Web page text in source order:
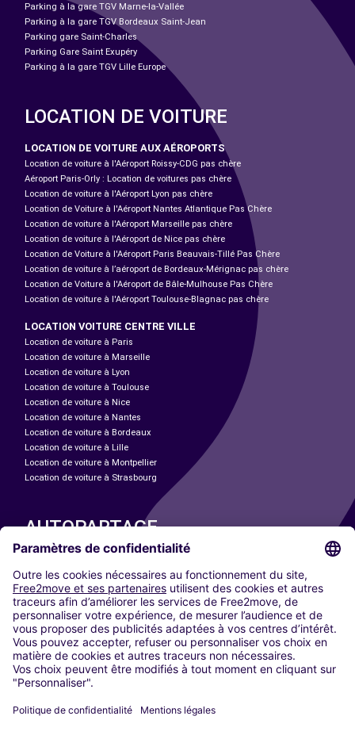
Parking à la gare TGV Marne-la-Vallée
Parking à la gare TGV Bordeaux Saint-Jean
Parking gare Saint-Charles
Parking Gare Saint Exupéry
Parking à la gare TGV Lille Europe
LOCATION DE VOITURE
LOCATION DE VOITURE AUX AÉROPORTS
Location de voiture à l'Aéroport Roissy-CDG pas chère
Aéroport Paris-Orly : Location de voitures pas chère
Location de voiture à l'Aéroport Lyon pas chère
Location de Voiture à l'Aéroport Nantes Atlantique Pas Chère
Location de voiture à l'Aéroport Marseille pas chère
Location de voiture à l'Aéroport de Nice pas chère
Location de Voiture à l'Aéroport Paris Beauvais-Tillé Pas Chère
Location de voiture à l’aéroport de Bordeaux-Mérignac pas chère
Location de Voiture à l'Aéroport de Bâle-Mulhouse Pas Chère
Location de voiture à l'Aéroport Toulouse-Blagnac pas chère
LOCATION VOITURE CENTRE VILLE
Location de voiture à Paris
Location de voiture à Marseille
Location de voiture à Lyon
Location de voiture à Toulouse
Location de voiture à Nice
Location de voiture à Nantes
Location de voiture à Bordeaux
Location de voiture à Lille
Location de voiture à Montpellier
Location de voiture à Strasbourg
AUTOPARTAGE
Paris
Madrid
Washington DC
Milan
Rome
Turin
Vienne
Berlin
Düsseldorf